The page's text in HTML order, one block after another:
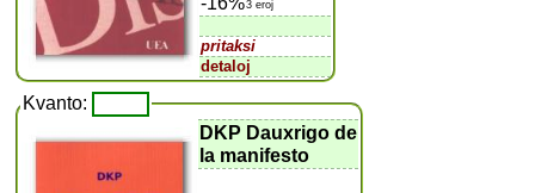
3 eroj
pritaksi
detaloj
Kvanto:
DKP Dauxrigo de
la manifesto